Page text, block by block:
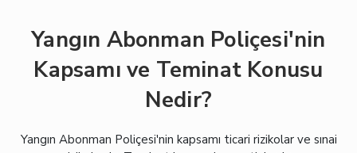
Yangın Abonman Poliçesi'nin
Kapsamı ve Teminat Konusu
Nedir?
Yangın Abonman Poliçesi'nin kapsamı ticari rizikolar ve sınai